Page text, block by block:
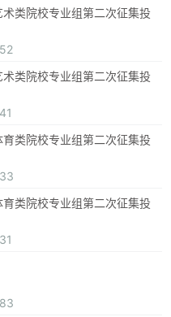
类院校专业组第二次征集投
类院校专业组第二次征集投
类院校专业组第二次征集投
类院校专业组第二次征集投